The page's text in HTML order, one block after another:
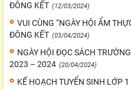
ĐÔNG KẾT (12/03/2024)
VUI CÙNG “NGÀY HỘI ẨM
ĐÔNG KẾT (03/04/2024)
NGÀY HỘI ĐỌC SÁCH
2023 – 2024 (20/04/2024)
KẾ HOẠCH TUYỂN SINH LỚP